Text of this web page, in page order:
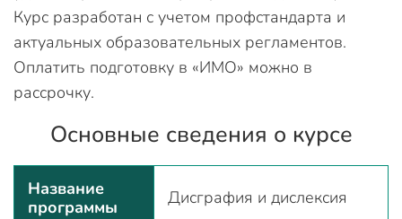
Курс разработан с учетом профстандарта и
актуальных образовательных регламентов.
Оплатить подготовку в «ИМО» можно в
рассрочку.
Основные сведения о курсе
Название
программы
Дисграфия и дислексия